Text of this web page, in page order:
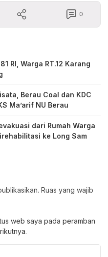
0
RI, Warga RT.12 Karang
Berau Coal dan KDC
Ma’arif NU Berau
dari Rumah Warga
ke Long Sam
Ruas yang wajib
web saya pada peramban